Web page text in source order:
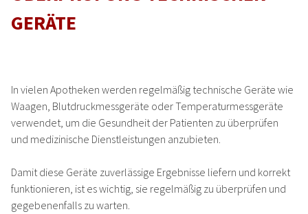
STANDORT STENDAL
STANDORT SEEHAUSEN
DIENSTLEISTUNGEN
GERÄTE
In vielen Apotheken werden regelmäßig technische Geräte wie
Waagen, Blutdruckmessgeräte oder Temperaturmessgeräte
verwendet, um die Gesundheit der Patienten zu überprüfen
und medizinische Dienstleistungen anzubieten.
Damit diese Geräte zuverlässige Ergebnisse liefern und korrekt
funktionieren, ist es wichtig, sie regelmäßig zu überprüfen und
gegebenenfalls zu warten.